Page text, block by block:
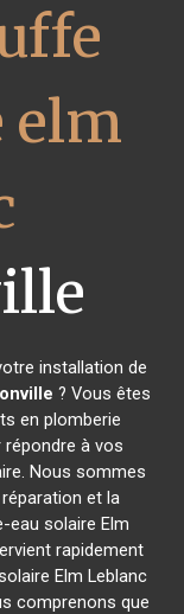
elm
installation de
? Vous êtes
en plomberie
à vos
Nous sommes
et la
solaire Elm
rapidement
Elm Leblanc
comprenons que